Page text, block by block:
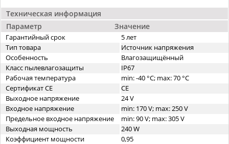
Техническая информация
Параметр
Значение
Гарантийный срок
5 лет
Тип товара
Источник напряжения
Особенность
Влагозащищённый
Класс пылевлагозащиты
IP67
Рабочая температура
min: -40 °C; max: 70 °C
Сертификат CE
CE
Выходное напряжение
24 V
Входное напряжение
min: 170 V; max: 250 V
Предельное входное напряжение
min: 90 V; max: 305 V
Выходная мощность
240 W
Коэффициент мощности
0,95